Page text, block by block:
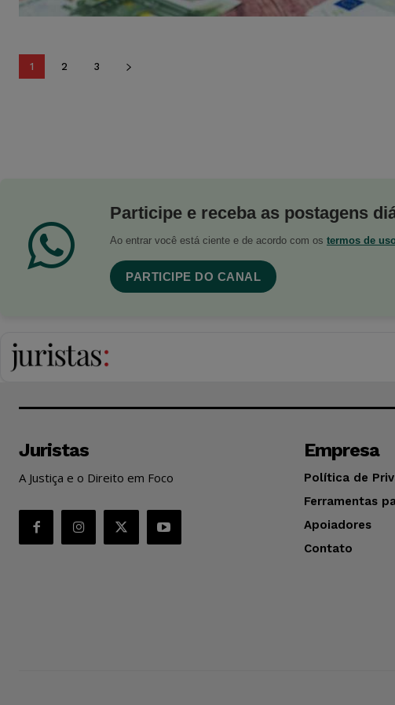
1 2 3
Participe e receba as postagens
Ao entrar você está ciente e de acordo com os termos de
PARTICIPE DO CANAL
Juristas
A Justiça e o Direito em Foco
Empresa
Política de
Ferramentas
Apoiadores
Contato